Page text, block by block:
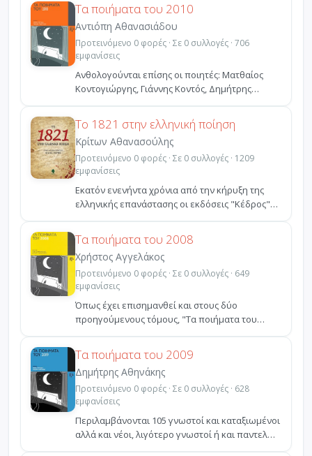
Τα ποιήματα του 2010
Αντιόπη Αθανασιάδου
Προτεινόμενο 0 φορές · Σε 0 συλλογές · 706
εμφανίσεις
Ανθολογούνται επίσης οι ποιητές: Ματθαίος
Κοντογιώργης, Γιάννης Κοντός, Δημήτρης
Κοσμόπουλος, Στράτο...
Το 1821 στην ελληνική ποίηση
Κρίτων Αθανασούλης
Προτεινόμενο 0 φορές · Σε 0 συλλογές · 1209
εμφανίσεις
Εκατόν ενενήντα χρόνια από την κήρυξη της
ελληνικής επανάστασης οι εκδόσεις "Κέδρος"
εκδίδουν την αν...
Τα ποιήματα του 2008
Χρήστος Αγγελάκος
Προτεινόμενο 0 φορές · Σε 0 συλλογές · 649
εμφανίσεις
Όπως έχει επισημανθεί και στους δύο
προηγούμενους τόμους, "Τα ποιήματα του
2006" και "Τα ποιήματα το...
Τα ποιήματα του 2009
Δημήτρης Αθηνάκης
Προτεινόμενο 0 φορές · Σε 0 συλλογές · 628
εμφανίσεις
Περιλαμβάνονται 105 γνωστοί και καταξιωμένοι
αλλά και νέοι, λιγότερο γνωστοί ή και παντελώς
άγνωστοι...